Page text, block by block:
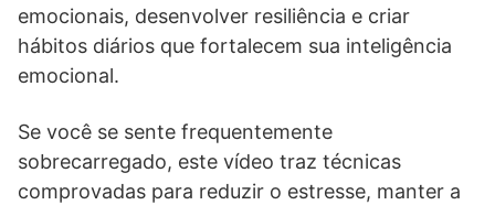
emocionais, desenvolver resiliência e criar
hábitos diários que fortalecem sua inteligência
emocional.
Se você se sente frequentemente
sobrecarregado, este vídeo traz técnicas
comprovadas para reduzir o estresse, manter a